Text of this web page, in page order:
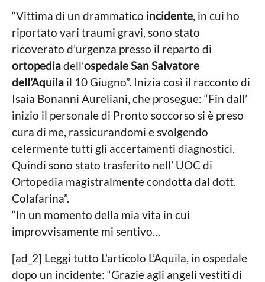
“Vittima di un drammatico incidente, in cui ho
riportato vari traumi gravi, sono stato
ricoverato d’urgenza presso il reparto di
ortopediadell’ospedale San Salvatore
dell’Aquila il 10 Giugno”. Inizia così il racconto di
Isaia Bonanni Aureliani, che prosegue: “Fin dall’
inizio il personale di Pronto soccorso si è preso
cura di me, rassicurandomi e svolgendo
celermente tutti gli accertamenti diagnostici.
Quindi sono stato trasferito nell’ UOC di
Ortopedia magistralmente condotta dal dott.
Colafarina”.
“In un momento della mia vita in cui
improvvisamente mi sentivo…
[ad_2] Leggi tutto L’articolo L’Aquila, in ospedale
dopo un incidente: “Grazie agli angeli vestiti di